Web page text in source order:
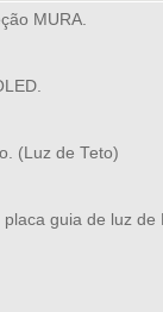
MURA.
(Luz de Teto)
guia de luz de